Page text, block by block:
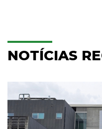
NOTÍCIAS